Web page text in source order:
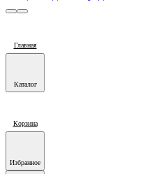
Главная
Каталог
Корзина
Избранное